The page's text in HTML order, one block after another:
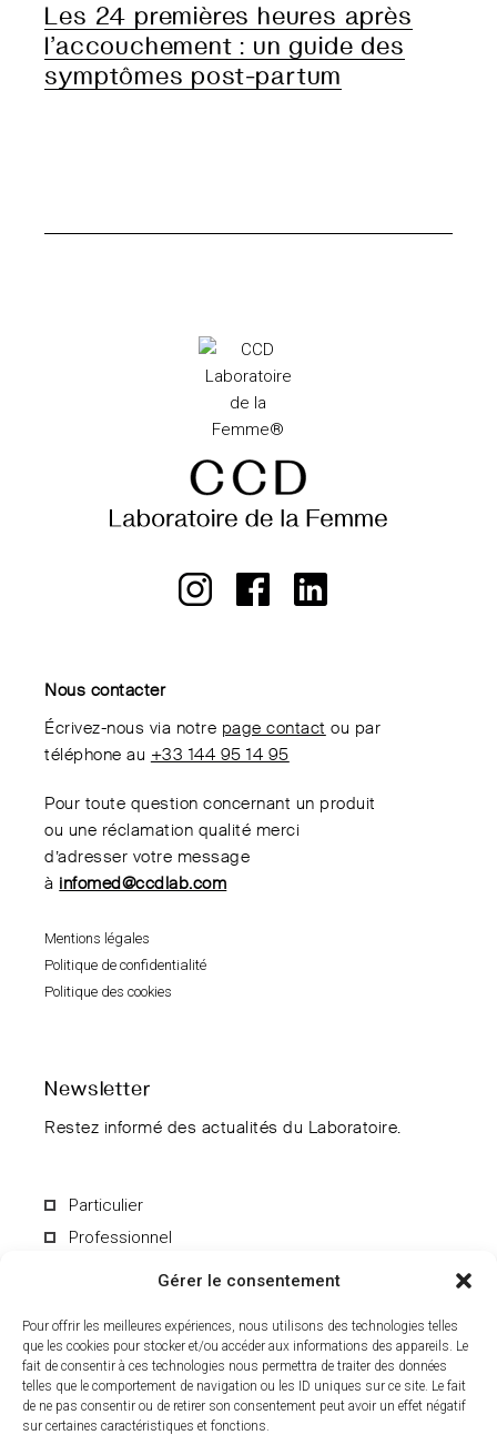
Gérer le consentement
Pour offrir les meilleures expériences, nous utilisons des technologies telles
que les cookies pour stocker et/ou accéder aux informations des appareils. Le
fait de consentir à ces technologies nous permettra de traiter des données
telles que le comportement de navigation ou les ID uniques sur ce site. Le fait
de ne pas consentir ou de retirer son consentement peut avoir un effet négatif
sur certaines caractéristiques et fonctions.
Les 24 premières heures après
l’accouchement : un guide des
symptômes post-partum
Nous contacter
Écrivez-nous via notre page contact ou par
téléphone au +33 144 95 14 95
Pour toute question concernant un produit
ou une réclamation qualité merci
d’adresser votre message
à infomed@ccdlab.com
Mentions légales
Politique de confidentialité
Politique des cookies
Newsletter
Restez informé des actualités du Laboratoire.
Particulier
Professionnel
En soumettant le formulaire, vous acceptez de recevoir par e-mail les
informations du Laboratoire CCD. Vous pouvez vous désinscrire à
tout moment. Pour en savoir plus sur le traitement de vos données
personnelles, consultez notre
politique de confidentialité